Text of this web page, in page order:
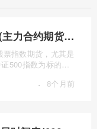
上证主力期货买卖(主力合约期货市场大盘)
指数期货，尤其是
500指数为标的的
· 8个月前